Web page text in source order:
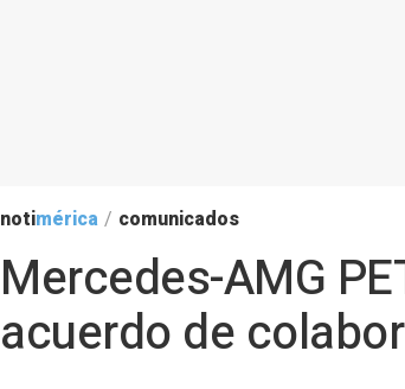
notimérica / comunicados
Mercedes-AMG
acuerdo de